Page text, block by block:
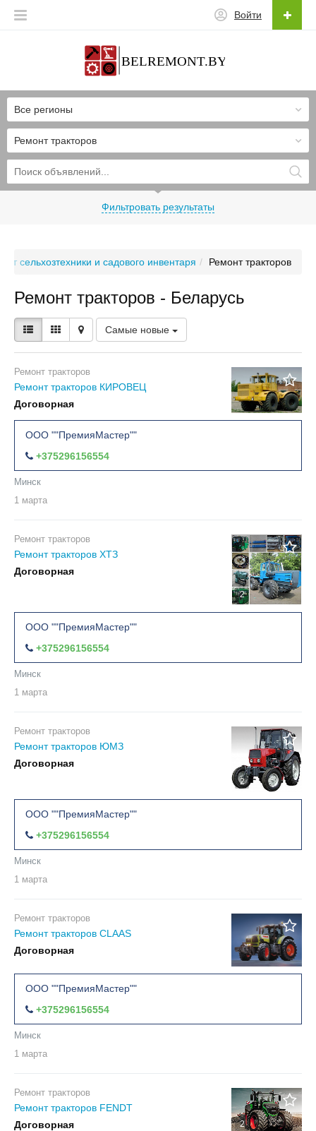
Войти
Ремонт тракторов
Все регионы
Фильтровать результаты
сельхозтехники и садового инвентаря Ремонт тракторов
Ремонт тракторов - Беларусь
Самые новые
Ремонт тракторов
Ремонт тракторов КИРОВЕЦ
Договорная
ООО ""ПремияМастер""
+375296156554
Минск
1 марта
2
Ремонт тракторов
Ремонт тракторов ХТЗ
Договорная
ООО ""ПремияМастер""
+375296156554
Минск
1 марта
2
Ремонт тракторов
Ремонт тракторов ЮМЗ
Договорная
ООО ""ПремияМастер""
+375296156554
Минск
1 марта
Ремонт тракторов
Ремонт тракторов CLAAS
Договорная
ООО ""ПремияМастер""
+375296156554
Минск
1 марта
2
Ремонт тракторов
Ремонт тракторов FENDT
Договорная